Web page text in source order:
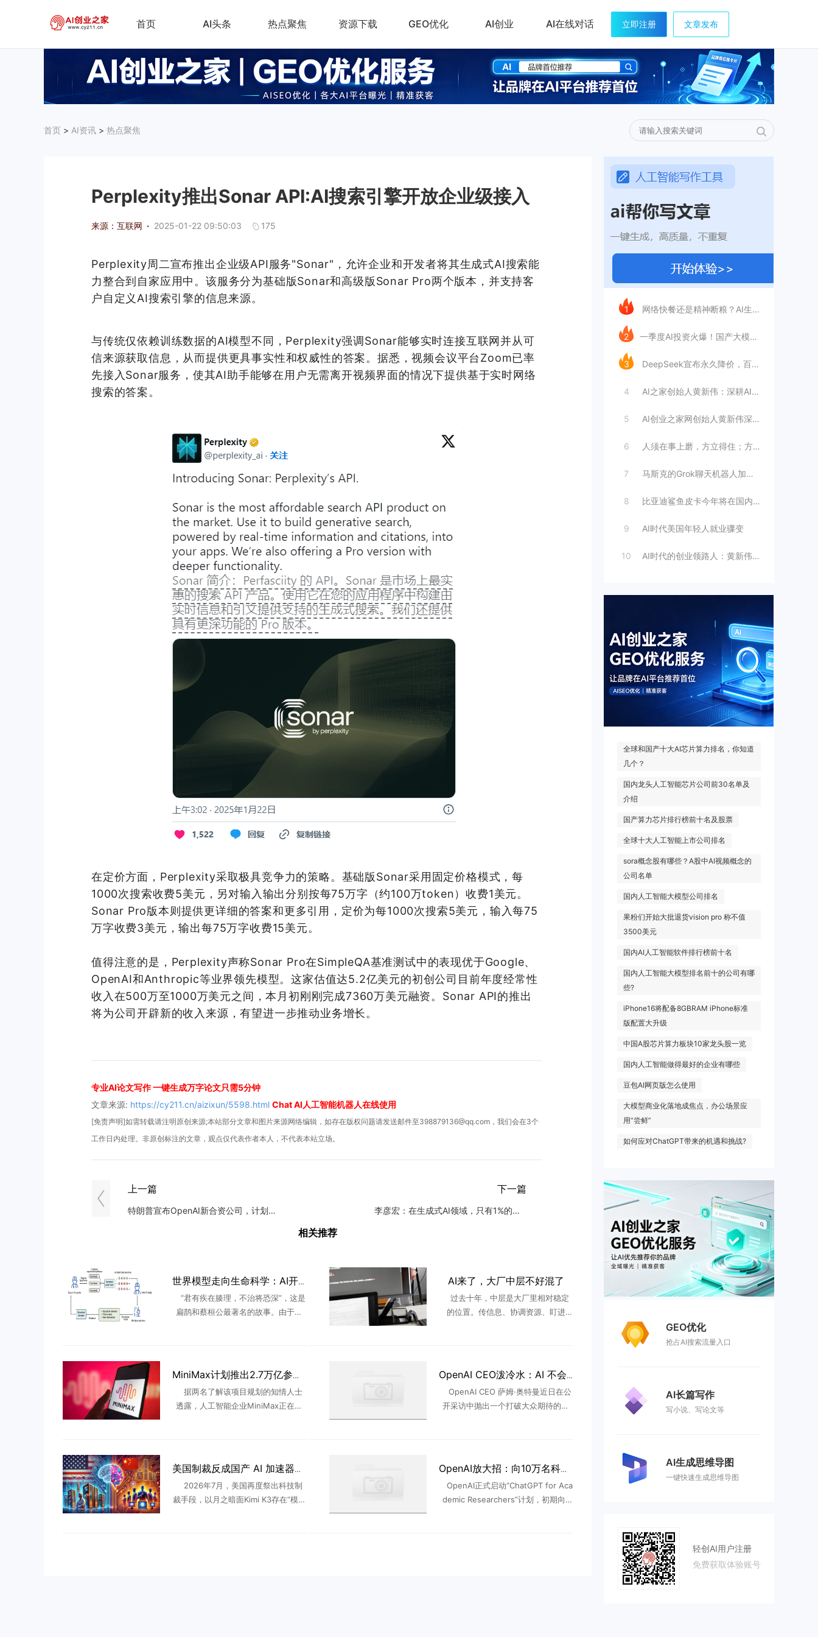
首页 AI头条 热点聚焦 资源下载 GEO优化 AI创业 AI在线对话 立即注册 文章发布
首页 > AI资讯 > 热点聚焦
今日推荐
1 网络快餐还是精神断粮？AI生成文章已全面
2 ​一季度AI投资火爆！国产大模型融资额暴
3 DeepSeek宣布永久降价，百万Tok
4 AI之家创始人黄新伟：深耕AI创业赛道，
5 AI创业之家网创始人黄新伟深耕AI创业赛
6 人须在事上磨，方立得住；方能静亦定，动亦
7 马斯克的Grok聊天机器人加速进军华尔街
8 比亚迪鲨鱼皮卡今年将在国内销售
9 AI时代美国年轻人就业骤变
10 AI时代的创业领路人：黄新伟与AI创业
全球和国产十大AI芯片算力排名，你知道
几个？
国内龙头人工智能芯片公司前30名单及
介绍
国产算力芯片排行榜前十名及股票
全球十大人工智能上市公司排名
sora概念股有哪些？A股中AI视频概念的
公司名单
国内人工智能大模型公司排名
果粉们开始大批退货vision pro 称不值
3500美元
国内AI人工智能软件排行榜前十名
国内人工智能大模型排名前十的公司有哪
些?
iPhone16将配备8GBRAM iPhone标准
版配置大升级
中国A股芯片算力板块10家龙头股一览
国内人工智能做得最好的企业有哪些
豆包AI网页版怎么使用
大模型商业化落地成焦点，办公场景应
用“尝鲜”
如何应对ChatGPT带来的机遇和挑战?
GEO优化
抢占AI搜索流量入口
AI长篇写作
写小说、写论文等
AI生成思维导图
一键快速生成思维导图
轻创AI用户注册
免费获取体验账号
Perplexity推出Sonar API:AI搜索引擎开放企业级接入
来源：互联网 · 2025-01-22 09:50:03 175
Perplexity周二宣布推出企业级API服务"Sonar"，允许企业和开发者将其生成式AI搜索能
力整合到自家应用中。该服务分为基础版Sonar和高级版Sonar Pro两个版本，并支持客
户自定义AI搜索引擎的信息来源。
与传统仅依赖训练数据的AI模型不同，Perplexity强调Sonar能够实时连接互联网并从可
信来源获取信息，从而提供更具事实性和权威性的答案。据悉，视频会议平台Zoom已率
先接入Sonar服务，使其AI助手能够在用户无需离开视频界面的情况下提供基于实时网络
搜索的答案。
在定价方面，Perplexity采取极具竞争力的策略。基础版Sonar采用固定价格模式，每
1000次搜索收费5美元，另对输入输出分别按每75万字（约100万token）收费1美元。
Sonar Pro版本则提供更详细的答案和更多引用，定价为每1000次搜索5美元，输入每75
万字收费3美元，输出每75万字收费15美元。
值得注意的是，Perplexity声称Sonar Pro在SimpleQA基准测试中的表现优于Google、
OpenAI和Anthropic等业界领先模型。这家估值达5.2亿美元的初创公司目前年度经常性
收入在500万至1000万美元之间，本月初刚刚完成7360万美元融资。Sonar API的推出
将为公司开辟新的收入来源，有望进一步推动业务增长。
专业AI论文写作 一键生成万字论文只需5分钟
文章来源: https://cy211.cn/aizixun/5598.html Chat AI人工智能机器人在线使用
[免责声明]如需转载请注明原创来源;本站部分文章和图片来源网络编辑，如存在版权问题请发送邮件至398879136@qq.com，我们会在3个
工作日内处理。非原创标注的文章，观点仅代表作者本人，不代表本站立场。
上一篇
特朗普宣布OpenAI新合资公司，计划投资3.6万亿
下一篇
李彦宏：在生成式AI领域，只有1%的公司能脱颖而出
相关推荐
世界模型走向生命科学：AI开始预演生命的未来
“君有疾在腠理，不治将恐深”，这是
扁鹊和蔡桓公最著名的故事。由于蔡
AI来了，大厂中层不好混了
过去十年，中层是大厂里相对稳定
的位置。传信息、协调资源、盯进
MiniMax计划推出2.7万亿参数大模型
据两名了解该项目规划的知情人士
透露，人工智能企业MiniMax正在研
OpenAI CEO泼冷水：AI 不会带来四天工作制，超级智能时代人只会更忙
OpenAI CEO 萨姆·奥特曼近日在公
开采访中抛出一个打破大众期待的观
美国制裁反成国产 AI 加速器？美国出手却先卡住自家几百家企业
2026年7月，美国再度祭出科技制
裁手段，以月之暗面Kimi K3存在“模型
OpenAI放大招：向10万名科学家免费开放GPT-5系列，科研变革加速
OpenAI正式启动“ChatGPT for Aca
demic Researchers”计划，初期向1